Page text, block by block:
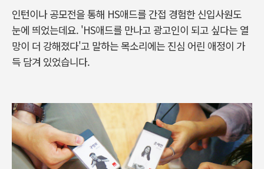
인턴이나 공모전을 통해 HS애드를 간접 경험한 신입사원도
눈에 띄었는데요. 'HS애드를 만나고 광고인이 되고 싶다는 열
망이 더 강해졌다'고 말하는 목소리에는 진심 어린 애정이 가
득 담겨 있었습니다.